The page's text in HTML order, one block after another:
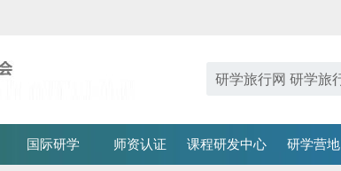
国际研学 师资认证 课程研发中心 研学营地